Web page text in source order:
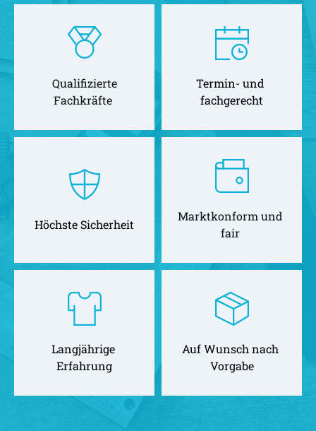
Qualifizierte
Fachkräfte
Termin- und
fachgerecht
Höchste Sicherheit
Marktkonform und
fair
Langjährige
Erfahrung
Auf Wunsch nach
Vorgabe